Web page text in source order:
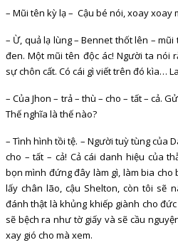
– Mũi tên kỳ lạ – Cậu bé nói, xoay xoay
– Ừ, quả lạ lùng – Bennet thốt lên –
đen. Một mũi tên độc ác! Người ta nói
sự chôn cất. Có cái gì viết trên đó kìa…
– Của Jhon – trả – thù – cho – tất – cả.
Thế nghĩa là thế nào?
– Tình hình tồi tệ. – Người tuỳ tùng của
cho – tất – cả! Cả cái danh hiệu của
bọn mình đứng đây làm gì, làm bia cho
lấy chân lão, cậu Shelton, còn tôi sẽ
đánh thật là khủng khiếp giành cho
sẽ bệch ra như tờ giấy và sẽ cầu
xay gió cho mà xem.